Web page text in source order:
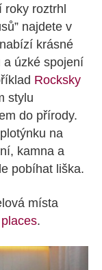
roztrhl
najdete v
krásné
úzké spojení
Rocksky
stylu
do přírody.
na
kamna a
pobíhat liška.
místa
.